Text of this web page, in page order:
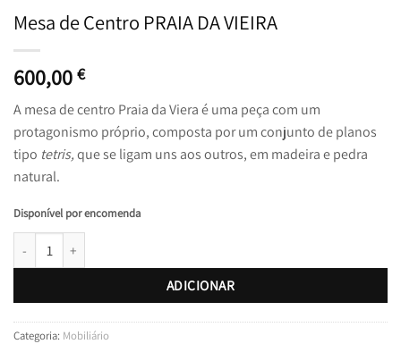
Mesa de Centro PRAIA DA VIEIRA
600,00 €
A mesa de centro Praia da Viera é uma peça com um
protagonismo próprio, composta por um conjunto de planos
tipo tetris,que se ligam uns aos outros, em madeira e pedra
natural.
Disponível por encomenda
Quantidade de Mesa de Centro PRAIA DA VIEIRA
ADICIONAR
Categoria: Mobiliário